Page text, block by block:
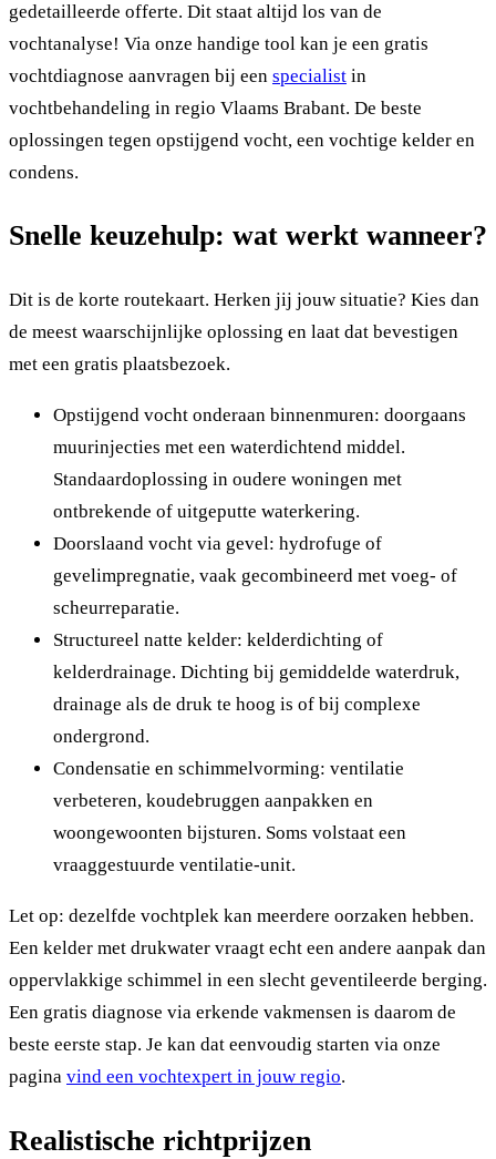
gedetailleerde offerte. Dit staat altijd los van de
vochtanalyse! Via onze handige tool kan je een gratis
vochtdiagnose aanvragen bij een specialist in
vochtbehandeling in regio Vlaams Brabant. De beste
oplossingen tegen opstijgend vocht, een vochtige kelder en
condens.
Snelle keuzehulp: wat werkt wanneer?
Dit is de korte routekaart. Herken jij jouw situatie? Kies dan
de meest waarschijnlijke oplossing en laat dat bevestigen
met een gratis plaatsbezoek.
Opstijgend vocht onderaan binnenmuren: doorgaans
muurinjecties met een waterdichtend middel.
Standaardoplossing in oudere woningen met
ontbrekende of uitgeputte waterkering.
Doorslaand vocht via gevel: hydrofuge of
gevelimpregnatie, vaak gecombineerd met voeg- of
scheurreparatie.
Structureel natte kelder: kelderdichting of
kelderdrainage. Dichting bij gemiddelde waterdruk,
drainage als de druk te hoog is of bij complexe
ondergrond.
Condensatie en schimmelvorming: ventilatie
verbeteren, koudebruggen aanpakken en
woongewoonten bijsturen. Soms volstaat een
vraaggestuurde ventilatie-unit.
Let op: dezelfde vochtplek kan meerdere oorzaken hebben.
Een kelder met drukwater vraagt echt een andere aanpak dan
oppervlakkige schimmel in een slecht geventileerde berging.
Een gratis diagnose via erkende vakmensen is daarom de
beste eerste stap. Je kan dat eenvoudig starten via onze
pagina vind een vochtexpert in jouw regio.
Realistische richtprijzen